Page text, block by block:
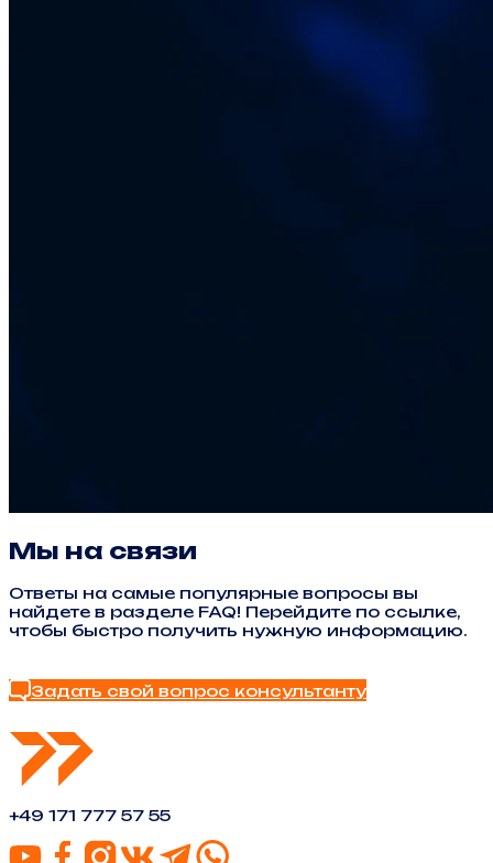
Мы на связи
Ответы на самые популярные вопросы вы
найдете в разделе FAQ! Перейдите по ссылке,
чтобы быстро получить нужную информацию.
Задать свой вопрос консультанту
+49 171 777 57 55